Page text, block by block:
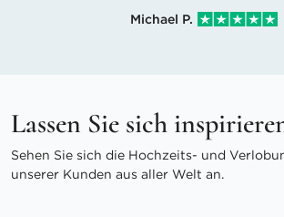
Michael P.
Lassen Sie sich
Sehen Sie sich die Hochzeits- und
unserer Kunden aus aller Welt an.